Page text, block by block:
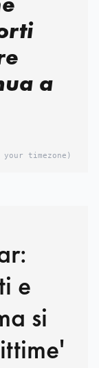
a
timezone)
e
si